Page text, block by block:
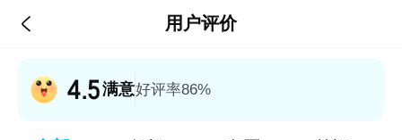
 用户评价
4.5满意好评率86%